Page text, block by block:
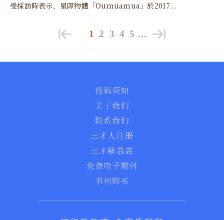
受採訪時表示，星際物體「Oumuamua」於2017...
1 2 3 4 5 …
投稿须知
关于我们
联系我们
三才人注册
三才精品店
免费电子期刊
书刊购买